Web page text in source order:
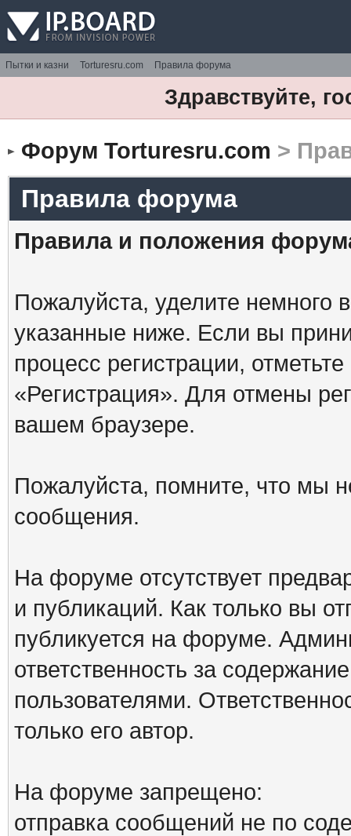
Пытки и казни Torturesru.com Правила форума
Здравствуйте,
Форум Torturesru.com >
Правила форума
Правила и положения
Пожалуйста, уделите немного
указанные ниже. Если вы
процесс регистрации,
«Регистрация». Для отмены
вашем браузере.
Пожалуйста, помните, что мы
сообщения.
На форуме отсутствует
и публикаций. Как только вы
публикуется на форуме.
ответственность за
пользователями.
только его автор.
На форуме запрещено:
отправка сообщений не по